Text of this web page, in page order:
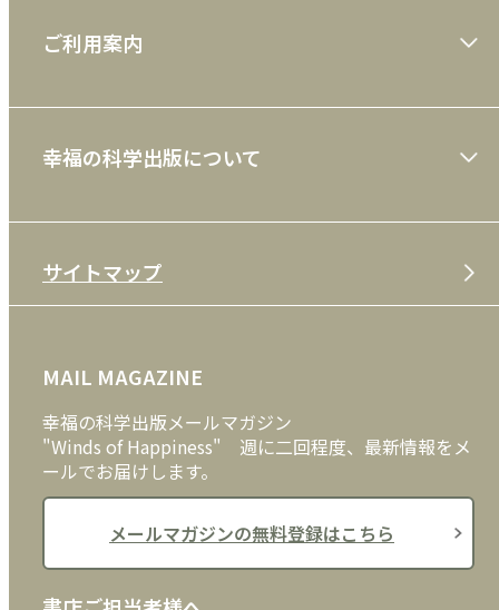
雑誌
CD
DVD・ブルーレイ
外国語
ご利用案内
利用規約
特定商取引法
プライバシーポリシー
クッキーポリシー
幸福の科学出版について
メディア・ライブラリー
サイトマップ
MAIL MAGAZINE
幸福の科学出版メールマガジン
"Winds of Happiness" 週に二回程度、最新情報をメ
ールでお届けします。
メールマガジンの無料登録はこちら